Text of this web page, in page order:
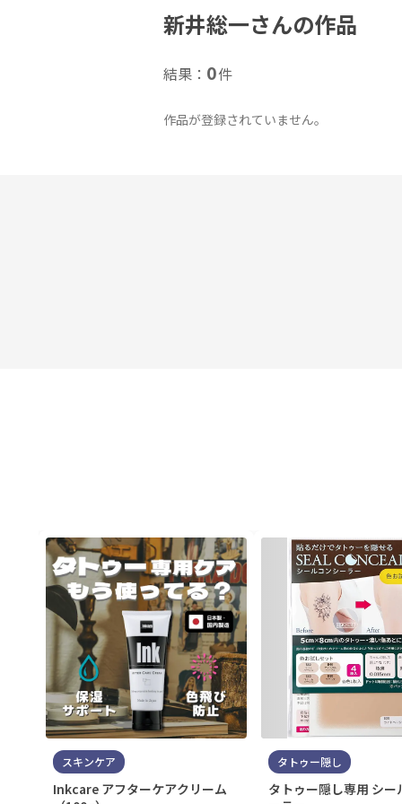
新井総一さんの作品
結果： 0件
作品が登録されていません。
スキンケア
Inkcare アフターケアクリーム
タトゥー隠し
タトゥー隠し専用 シー